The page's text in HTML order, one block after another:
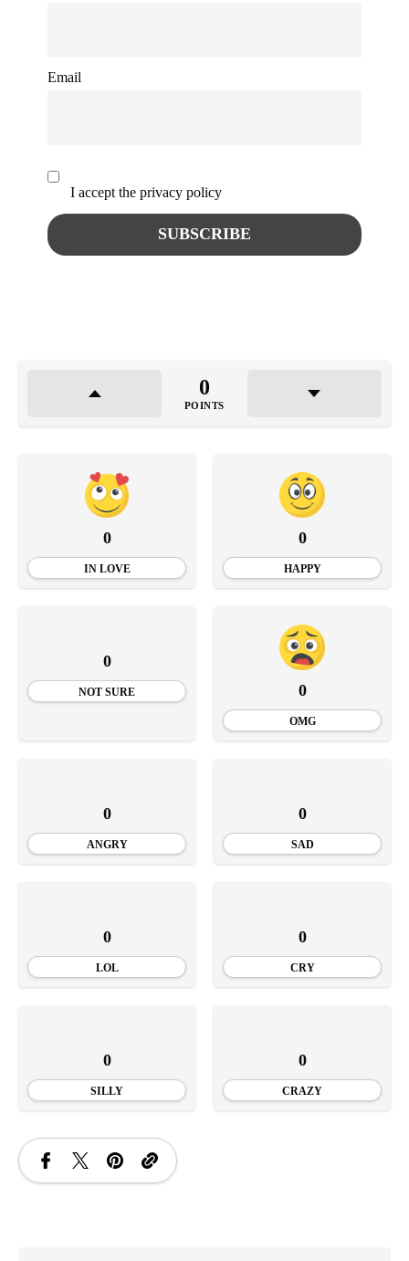
Email
I accept the privacy policy
0
POINTS
0
IN LOVE
0
HAPPY
0
NOT SURE 0
OMG
0
ANGRY
0
SAD
0
LOL
0
CRY
0
SILLY
0
CRAZY